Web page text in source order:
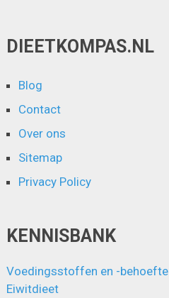
DIEETKOMPAS.NL
Blog
Contact
Over ons
Sitemap
Privacy Policy
KENNISBANK
Voedingsstoffen en -behoefte
Eiwitdieet